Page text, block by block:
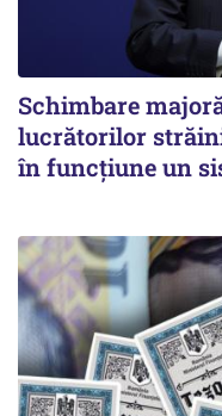
Schimbare
lucrătorilor
în funcțiune un